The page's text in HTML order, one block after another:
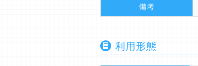
備考
利用形態